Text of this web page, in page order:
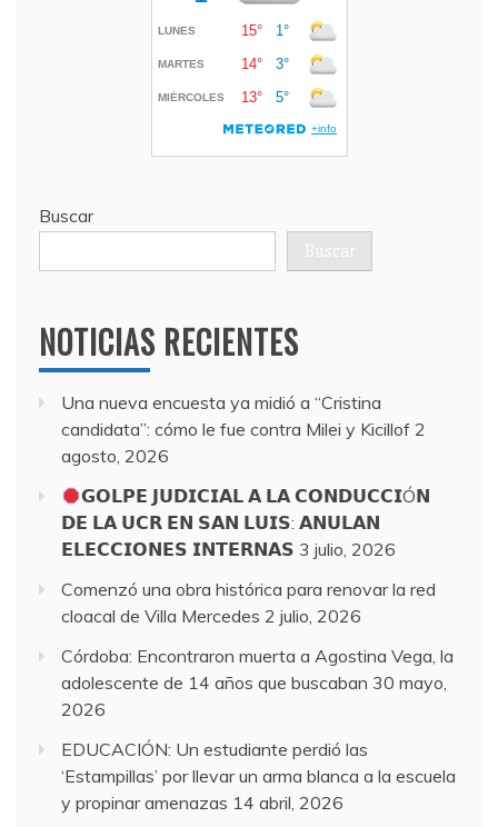
Buscar
Buscar
NOTICIAS RECIENTES
Una nueva encuesta ya midió a “Cristina
candidata”: cómo le fue contra Milei y Kicillof 2
agosto, 2026
𝗚𝗢𝗟𝗣𝗘 𝗝𝗨𝗗𝗜𝗖𝗜𝗔𝗟 𝗔 𝗟𝗔 𝗖𝗢𝗡𝗗𝗨𝗖𝗖𝗜Ó𝗡
𝗗𝗘 𝗟𝗔 𝗨𝗖𝗥 𝗘𝗡 𝗦𝗔𝗡 𝗟𝗨𝗜𝗦: 𝗔𝗡𝗨𝗟𝗔𝗡
𝗘𝗟𝗘𝗖𝗖𝗜𝗢𝗡𝗘𝗦 𝗜𝗡𝗧𝗘𝗥𝗡𝗔𝗦 3 julio, 2026
Comenzó una obra histórica para renovar la red
cloacal de Villa Mercedes 2 julio, 2026
Córdoba: Encontraron muerta a Agostina Vega, la
adolescente de 14 años que buscaban 30 mayo,
2026
EDUCACIÓN: Un estudiante perdió las
‘Estampillas’ por llevar un arma blanca a la escuela
y propinar amenazas 14 abril, 2026